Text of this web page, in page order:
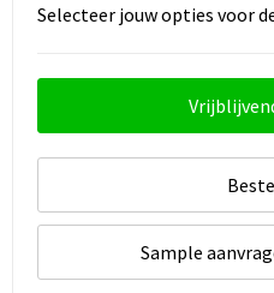
Selecteer jouw opties voor
Sample